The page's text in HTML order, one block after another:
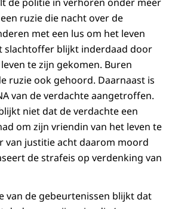
de politie in verhoren onder meer
ruzie die nacht over de
met een lus om het leven
slachtoffer blijkt inderdaad door
te zijn gekomen. Buren
ruzie ook gehoord. Daarnaast is
van de verdachte aangetroffen.
niet dat de verdachte een
om zijn vriendin van het leven te
van justitie acht daarom moord
de strafeis op verdenking van
van de gebeurtenissen blijkt dat